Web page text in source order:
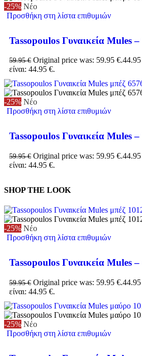
-25% Νέο
Προσθήκη στη λίστα επιθυμιών
Tassopoulos Γυναικεία Mules –
59.95€ Original price was: 59.95 €.44.95
είναι: 44.95 €.
-25% Νέο
Προσθήκη στη λίστα επιθυμιών
Tassopoulos Γυναικεία Mules –
59.95€ Original price was: 59.95 €.44.95
είναι: 44.95 €.
SHOP THE LOOK
-25% Νέο
Προσθήκη στη λίστα επιθυμιών
Tassopoulos Γυναικεία Mules –
59.95€ Original price was: 59.95 €.44.95
είναι: 44.95 €.
-25% Νέο
Προσθήκη στη λίστα επιθυμιών